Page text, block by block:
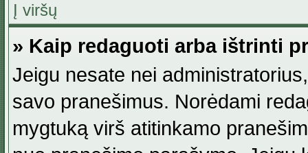
Į viršų
» Kaip redaguoti arba ištrinti
Jeigu nesate nei
savo pranešimus. Norėdami
mygtuką virš atitinkamo